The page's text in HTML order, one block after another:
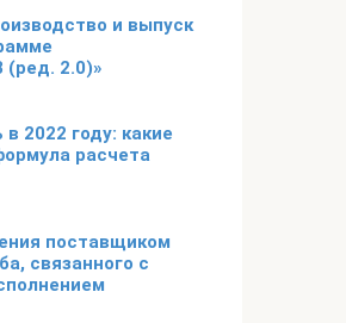
и выпуск
(ред. 2.0)»
2022 году: какие
расчета
поставщиком
связанного с